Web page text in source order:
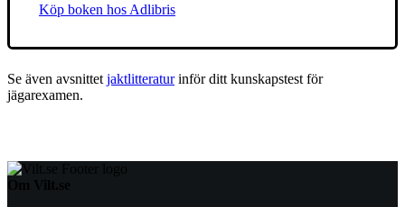
Köp boken hos Adlibris
Se även avsnittet jaktlitteraturinför ditt kunskapstest för
jägarexamen.
Om Vilt.se